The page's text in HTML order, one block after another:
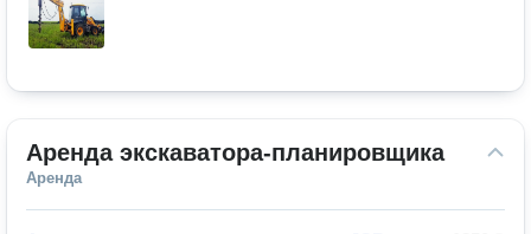
Аренда экскаватора-планировщика
Аренда